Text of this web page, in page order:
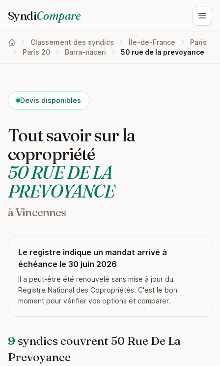
SyndiCompare
Classement des syndics Île-de-France
Paris
Paris 20
Barra-naceri 50 rue de la prevoyance
Devis disponibles
Tout savoir sur la
copropriété
50 RUE DE LA
PREVOYANCE
à Vincennes
Le registre indique un mandat arrivé à
échéance le 30 juin 2026
Il a peut-être été renouvelé sans mise à jour du
Registre National des Copropriétés. C'est le bon
moment pour vérifier vos options et comparer.
9 syndics couvrent 50 Rue De La
Prevoyance